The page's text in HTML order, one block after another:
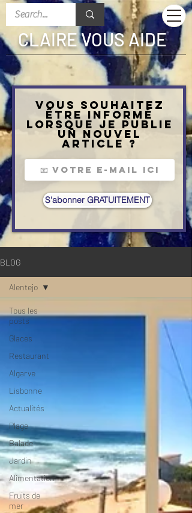
CLAIRE VOUS AIDE
Vous souhaitez
être informé
lorsque je publie
un nouvel
article ?
S'abonner GRATUITEMENT
BLOG
Tous les
posts
Glaces
Restaurant
Algarve
Lisbonne
Actualités
Plage
Balade
Jardin
Alimentation
Fruits de
mer
Alentejo